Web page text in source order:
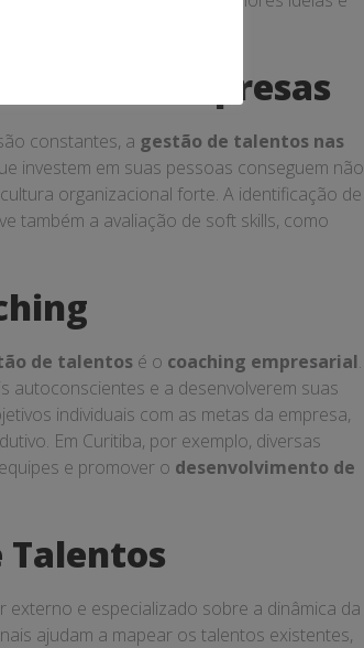
nas Empresas
constantes, a gestão de talentos nas
investem em suas pessoas conseguem não
organizacional forte. A identificação de
também a avaliação de soft skills, como
de talentos é o coaching empresarial.
autoconscientes e a desenvolverem suas
individuais com as metas da empresa,
Em Curitiba, por exemplo, diversas
e promover o desenvolvimento de
Talentos
externo e especializado sobre a dinâmica da
ajudam a mapear os talentos existentes,